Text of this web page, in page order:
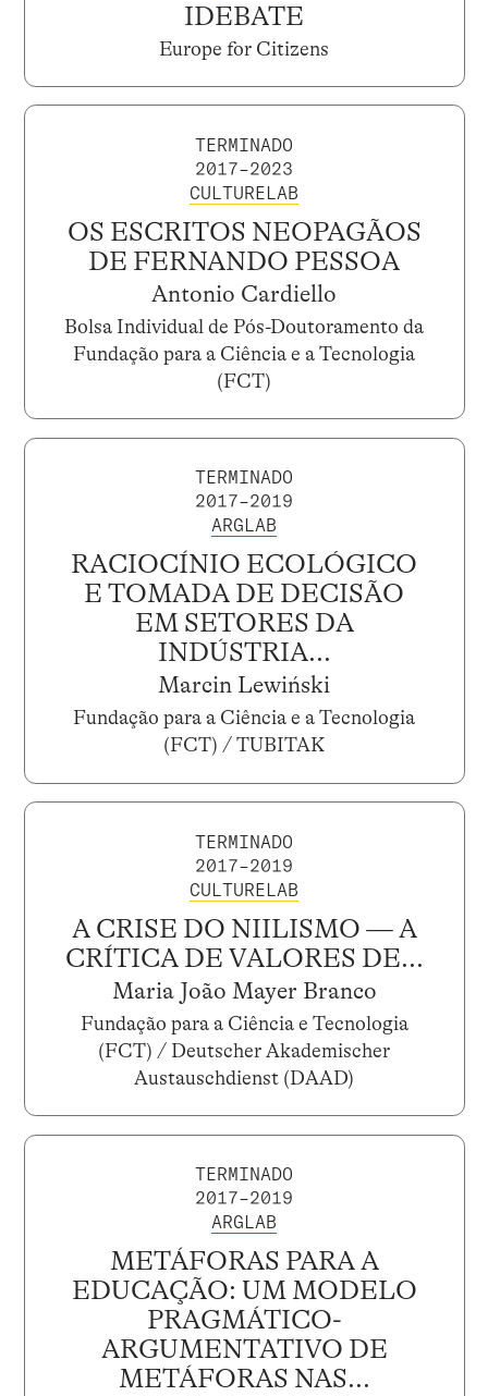
IDEBATE
Europe for Citizens
TERMINADO
2017–2023
CULTURELAB
OS ESCRITOS NEOPAGÃOS
DE FERNANDO PESSOA
Antonio Cardiello
Bolsa Individual de Pós-Doutoramento da
Fundação para a Ciência e a Tecnologia
(FCT)
TERMINADO
2017–2019
ARGLAB
RACIOCÍNIO ECOLÓGICO
E TOMADA DE DECISÃO
EM SETORES DA
INDÚSTRIA...
Marcin Lewiński
Fundação para a Ciência e a Tecnologia
(FCT) / TUBITAK
TERMINADO
2017–2019
CULTURELAB
A CRISE DO NIILISMO — A
CRÍTICA DE VALORES DE...
Maria João Mayer Branco
Fundação para a Ciência e Tecnologia
(FCT) / Deutscher Akademischer
Austauschdienst (DAAD)
TERMINADO
2017–2019
ARGLAB
METÁFORAS PARA A
EDUCAÇÃO: UM MODELO
PRAGMÁTICO-
ARGUMENTATIVO DE
METÁFORAS NAS...